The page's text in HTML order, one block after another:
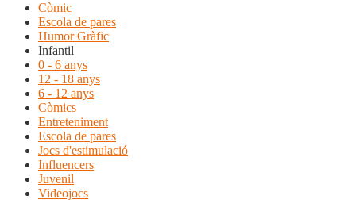
Còmic
Escola de pares
Humor Gràfic
Infantil
0 - 6 anys
12 - 18 anys
6 - 12 anys
Còmics
Entreteniment
Escola de pares
Jocs d'estimulació
Influencers
Juvenil
Videojocs